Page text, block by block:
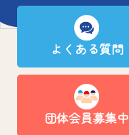
よくある質問
団体会員募集中